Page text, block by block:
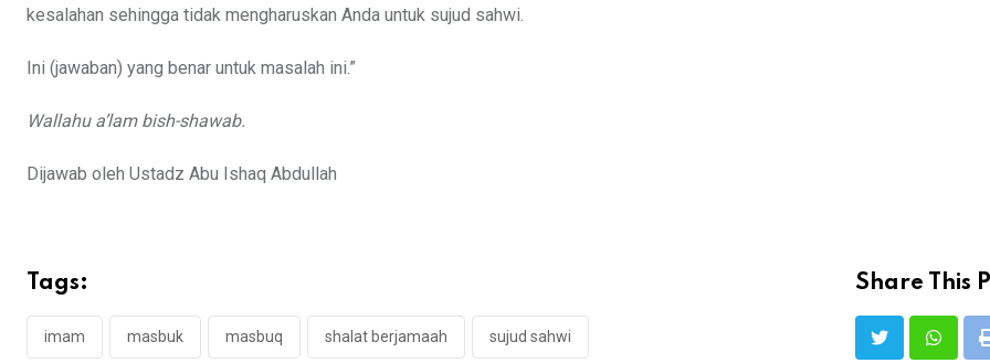
kesalahan sehingga tidak mengharuskan Anda untuk sujud sahwi.
Ini (jawaban) yang benar untuk masalah ini.”
Wallahu a’lam bish-shawab.
Dijawab oleh Ustadz Abu Ishaq Abdullah
Tags:
imam masbuk masbuq shalat berjamaah sujud sahwi
Share This